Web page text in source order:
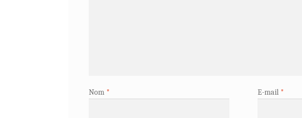
Nom * E-mail *